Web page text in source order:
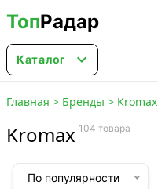
ТопРадар
Каталог 
Главная > Бренды > Kromax
Kromax 104 товара
По популярности